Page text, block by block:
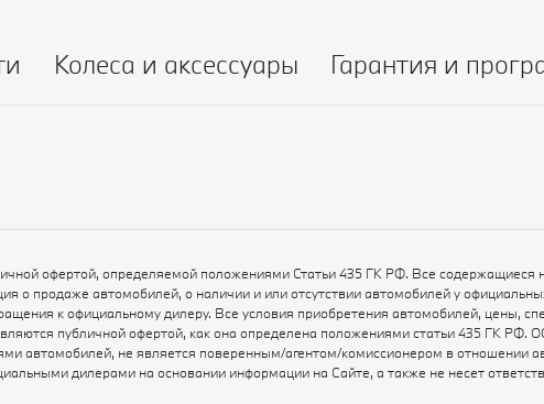
Колеса и аксессуары Гарантия и
офертой, определяемой положениями Статьи 435 ГК РФ. Все содержащиеся
о продаже автомобилей, о наличии и или отсутствии автомобилей у
к официальному дилеру. Все условия приобретения автомобилей, цены,
публичной офертой, как она определена положениями статьи 435 ГК РФ.
автомобилей, не является поверенным/агентом/комиссионером в отношении
дилерами на основании информации на Сайте, а также не несет